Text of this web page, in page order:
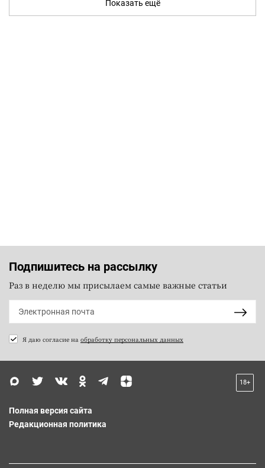
Показать ещё
Подпишитесь на рассылку
Раз в неделю мы присылаем самые важные статьи
Я даю согласие на обработку персональных данных
18+
Полная версия сайта
Редакционная политика